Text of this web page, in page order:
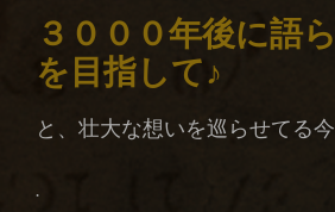
３０００年後に語
を目指して♪
と、壮大な想いを巡らせてる
.